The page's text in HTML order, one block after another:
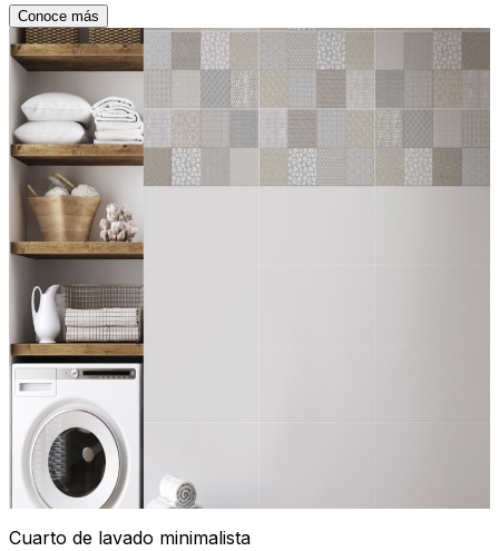
Conoce más
Cuarto de lavado minimalista